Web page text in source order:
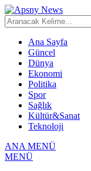
Ana Sayfa
Güncel
Dünya
Ekonomi
Politika
Spor
Sağlık
Kültür&Sanat
Teknoloji
ANA MENÜ
MENÜ